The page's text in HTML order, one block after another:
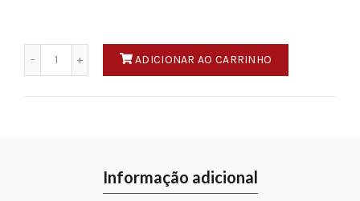
Quantidade
ADICIONAR AO CARRINHO
Informação adicional